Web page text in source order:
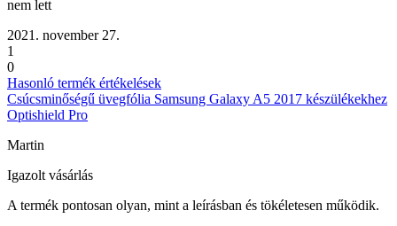
nem lett
2021. november 27.
1
0
Hasonló termék értékelések
Csúcsminőségű üvegfólia Samsung Galaxy A5 2017 készülékekhez
Optishield Pro
Martin
Igazolt vásárlás
A termék pontosan olyan, mint a leírásban és tökéletesen működik.